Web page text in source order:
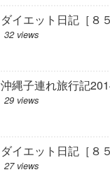
ダイエット日記［８
32 views
沖縄子連れ旅行記
29 views
ダイエット日記［８
27 views